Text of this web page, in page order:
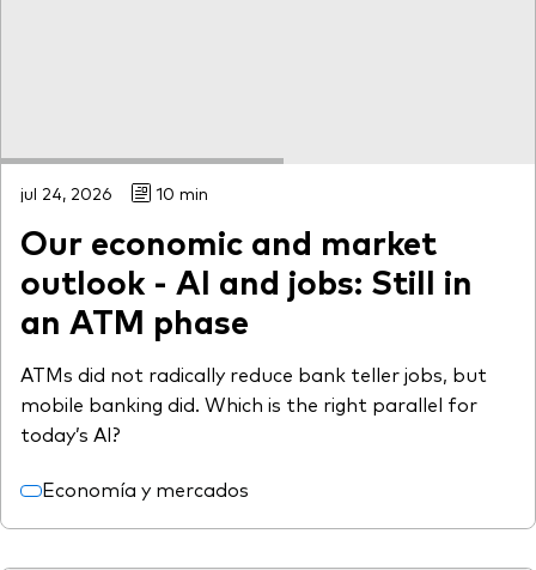
jul 24, 2026 10 min
Our economic and market
outlook - AI and jobs: Still in
an ATM phase
ATMs did not radically reduce bank teller jobs, but
mobile banking did. Which is the right parallel for
today’s AI?
Economía y mercados